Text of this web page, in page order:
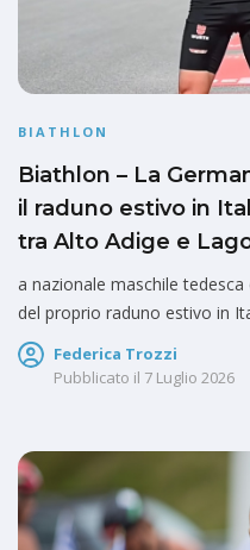
BIATHLON
Biathlon – La
il raduno estivo in
tra Alto Adige e
a nazionale maschile
del proprio raduno estivo in
Federica Trozzi
Pubblicato il 7 Luglio 2026